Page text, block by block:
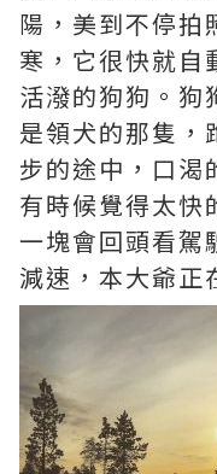
陽，美到不停
寒，它很快就自
活潑的狗狗。狗
是領犬的那隻，
步的途中，口渴
有時候覺得太快
一塊會回頭看駕
減速，本大爺正